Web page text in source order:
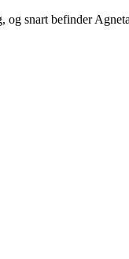
snart befinder